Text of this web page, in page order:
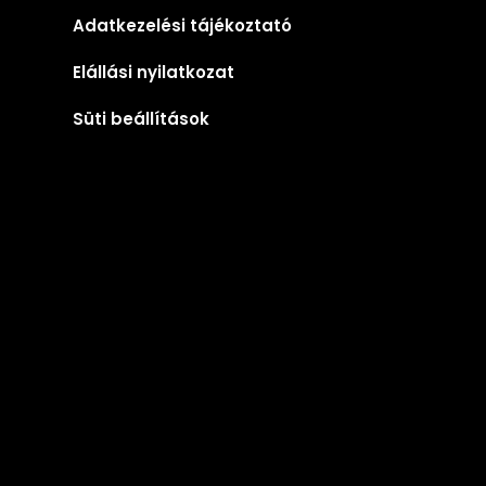
Adatkezelési tájékoztató
Elállási nyilatkozat
Süti beállítások